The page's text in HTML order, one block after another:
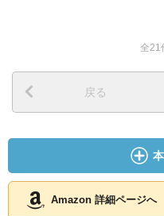
全21
戻る
Amazon 詳細ページへ